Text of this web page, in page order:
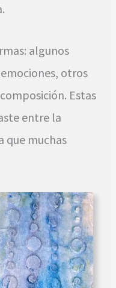
algunos
otros
Estas
entre la
que muchas